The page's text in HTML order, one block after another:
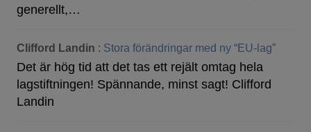
generellt,…
Clifford Landin : Stora förändringar med ny “EU-lag”
Det är hög tid att det tas ett rejält omtag hela
lagstiftningen! Spännande, minst sagt! Clifford
Landin